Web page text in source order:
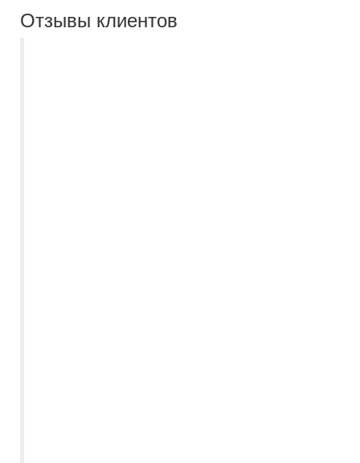
Отзывы клиентов